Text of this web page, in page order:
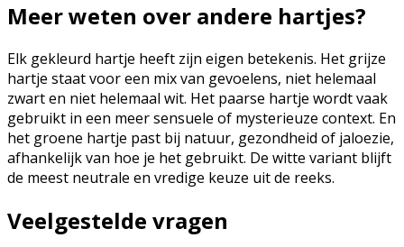
Meer weten over andere hartjes?
Elk gekleurd hartje heeft zijn eigen betekenis. Het grijze
hartje staat voor een mix van gevoelens, niet helemaal
zwart en niet helemaal wit. Het paarse hartje wordt vaak
gebruikt in een meer sensuele of mysterieuze context. En
het groene hartje past bij natuur, gezondheid of jaloezie,
afhankelijk van hoe je het gebruikt. De witte variant blijft
de meest neutrale en vredige keuze uit de reeks.
Veelgestelde vragen